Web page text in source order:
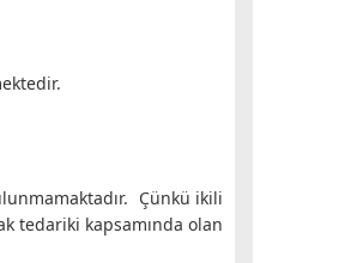
Çünkü ikili
tedariki kapsamında olan